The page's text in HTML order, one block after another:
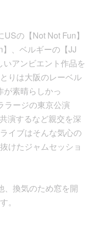
の【Not Not Fun】
、ベルギーの【JJ
アンビエント作品を
りは大阪のレーベル
が素晴らしかっ
ラージの東京公演
演するなど親交を深
イブはそんな気心の
けたジャムセッショ
、換気のため窓を開
。